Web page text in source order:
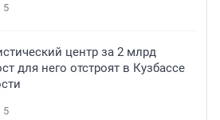
5
центр за 2 млрд
для него отстроят в Кузбассе
5